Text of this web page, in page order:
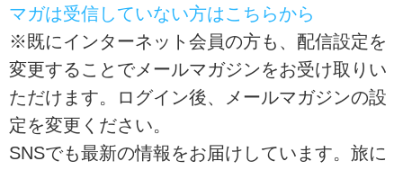
マガは受信していない方はこちらから
※既にインターネット会員の方も、配信設定を
変更することでメールマガジンをお受け取りい
ただけます。ログイン後、メールマガジンの設
定を変更ください。
SNSでも最新の情報をお届けしています。旅に